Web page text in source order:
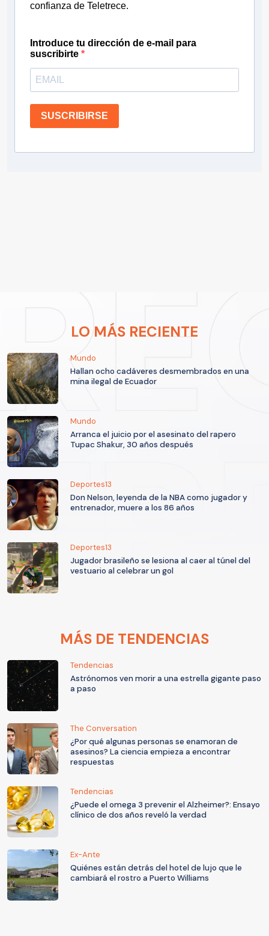
confianza de Teletrece.
Introduce tu dirección de e-mail para
suscribirte
SUSCRIBIRSE
LO MÁS RECIENTE
Mundo
Hallan ocho cadáveres desmembrados en una
mina ilegal de Ecuador
Mundo
Arranca el juicio por el asesinato del rapero
Tupac Shakur, 30 años después
Deportes13
Don Nelson, leyenda de la NBA como jugador y
entrenador, muere a los 86 años
Deportes13
Jugador brasileño se lesiona al caer al túnel del
vestuario al celebrar un gol
MÁS DE TENDENCIAS
Tendencias
Astrónomos ven morir a una estrella gigante paso
a paso
The Conversation
¿Por qué algunas personas se enamoran de
asesinos? La ciencia empieza a encontrar
respuestas
Tendencias
¿Puede el omega 3 prevenir el Alzheimer?: Ensayo
clínico de dos años reveló la verdad
Ex-Ante
Quiénes están detrás del hotel de lujo que le
cambiará el rostro a Puerto Williams